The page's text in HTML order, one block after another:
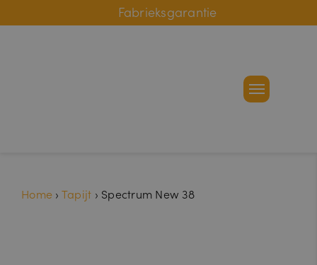
Online bestelhulp
Fabrieksgarantie
Home › Tapijt › Spectrum New 38